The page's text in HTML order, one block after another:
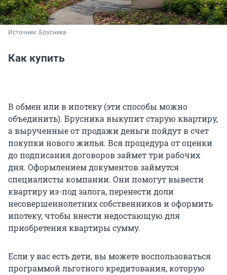
Источник: Брусника
Как купить
В обмен или в ипотеку (эти способы можно
объединить). Брусника выкупит старую квартиру,
а вырученные от продажи деньги пойдут в счет
покупки нового жилья. Вся процедура от оценки
до подписания договоров займет три рабочих
дня. Оформлением документов займутся
специалисты компании. Они помогут вывести
квартиру из-под залога, перенести доли
несовершеннолетних собственников и оформить
ипотеку, чтобы внести недостающую для
приобретения квартиры сумму.
Если у вас есть дети, вы можете воспользоваться
программой льготного кредитования, которую